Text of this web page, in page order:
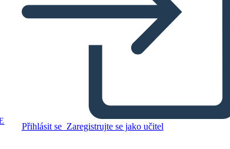
Přihlásit se Zaregistrujte se jako učitel